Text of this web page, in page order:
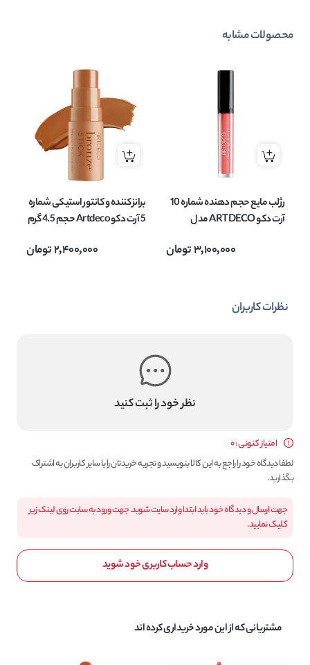
محصولات مشابه
رژلب مایع حجم دهنده شماره 10
آرت دکو ARTDECO مدل
3,100,000تومان
برانز کننده و کانتور استیکی شماره
5 آرت دکو Artdeco حجم 4.5 گرم
2,400,000تومان
نظرات کاربران
نظر خود را ثبت کنید
امتیاز کنونی : 0
لطفا دیدگاه خود را راجع به این کالا بنویسید و تجربه خریدتان را با سایر کاربران به اشتراک
بگذارید.
جهت ارسال و دیدگاه خود باید ابتدا وارد سایت شوید. جهت ورود به سایت روی لینک زیر
کلیک نمایید.
وارد حساب کاربری خود شوید
مشتریانی که از این مورد خریداری کرده اند